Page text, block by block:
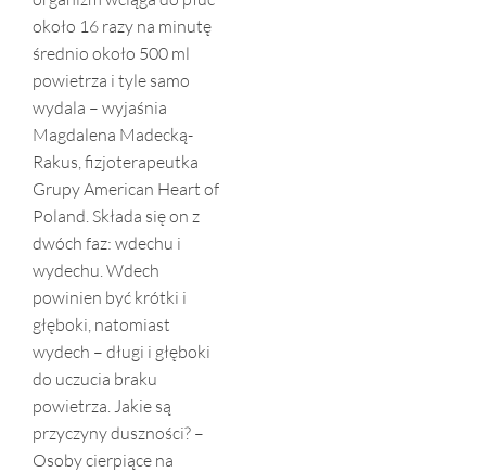
około 16 razy na minutę
średnio około 500 ml
powietrza i tyle samo
wydala – wyjaśnia
Magdalena Madecką-
Rakus, fizjoterapeutka
Grupy American Heart of
Poland. Składa się on z
dwóch faz: wdechu i
wydechu. Wdech
powinien być krótki i
głęboki, natomiast
wydech – długi i głęboki
do uczucia braku
powietrza. Jakie są
przyczyny duszności? –
Osoby cierpiące na